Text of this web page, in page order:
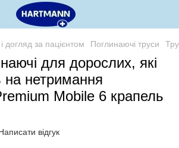
і догляд за пацієнтом Поглинаючі труси
для дорослих, які
на нетримання
Mobile 6 крапель
відгук